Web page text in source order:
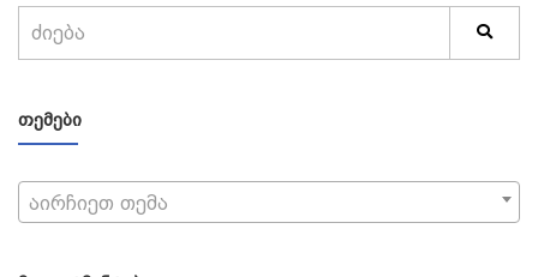
ᲗᲔᲛᲔᲑᲘ
აირჩიეთ თემა